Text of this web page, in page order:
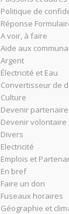
Politique de
Réponse
A voir, à faire
Aide aux
Argent
Électricité et Eau
Convertisseur de
Culture
Devenir partenaire
Devenir volontaire
Divers
Electricité
Emplois et
En bref
Faire un don
Fuseaux horaires
Géographie et